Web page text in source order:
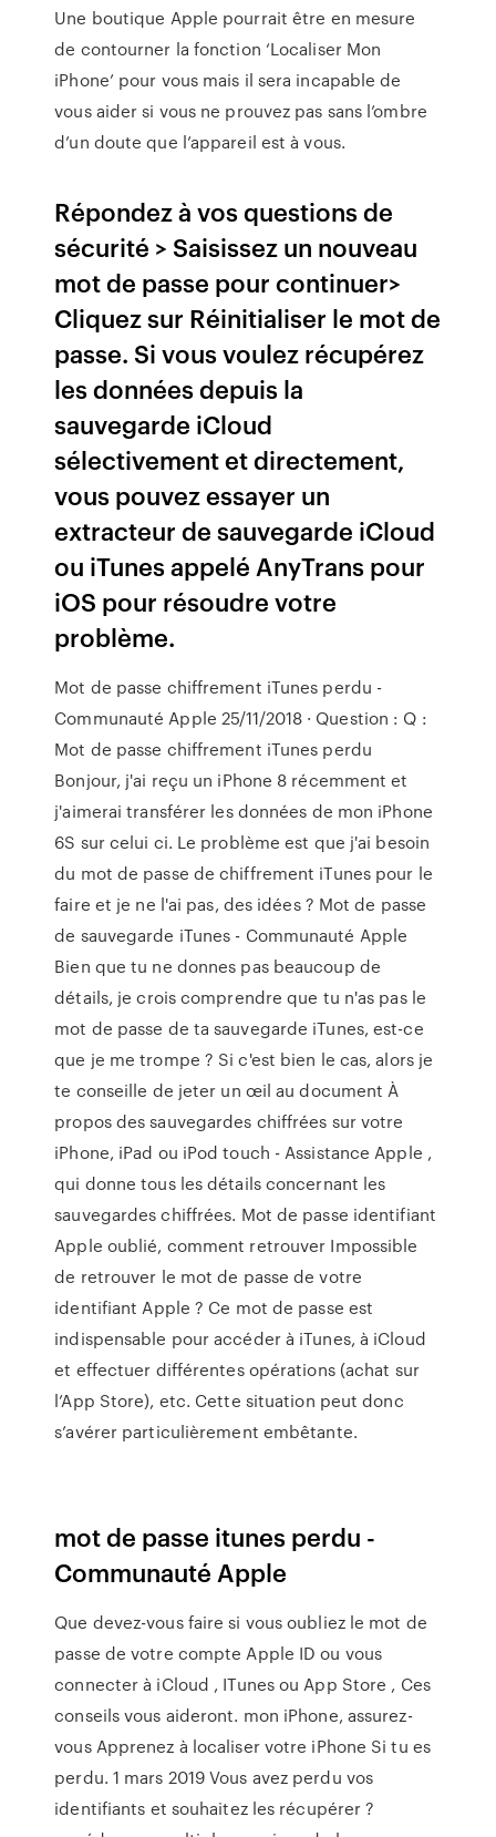
Une boutique Apple pourrait être en mesure
de contourner la fonction ‘Localiser Mon
iPhone’ pour vous mais il sera incapable de
vous aider si vous ne prouvez pas sans l’ombre
d’un doute que l’appareil est à vous.
Répondez à vos questions de
sécurité > Saisissez un nouveau
mot de passe pour continuer>
Cliquez sur Réinitialiser le mot de
passe. Si vous voulez récupérez
les données depuis la
sauvegarde iCloud
sélectivement et directement,
vous pouvez essayer un
extracteur de sauvegarde iCloud
ou iTunes appelé AnyTrans pour
iOS pour résoudre votre
problème.
Mot de passe chiffrement iTunes perdu -
Communauté Apple 25/11/2018 · Question : Q :
Mot de passe chiffrement iTunes perdu
Bonjour, j'ai reçu un iPhone 8 récemment et
j'aimerai transférer les données de mon iPhone
6S sur celui ci. Le problème est que j'ai besoin
du mot de passe de chiffrement iTunes pour le
faire et je ne l'ai pas, des idées ? Mot de passe
de sauvegarde iTunes - Communauté Apple
Bien que tu ne donnes pas beaucoup de
détails, je crois comprendre que tu n'as pas le
mot de passe de ta sauvegarde iTunes, est-ce
que je me trompe ? Si c'est bien le cas, alors je
te conseille de jeter un œil au document À
propos des sauvegardes chiffrées sur votre
iPhone, iPad ou iPod touch - Assistance Apple ,
qui donne tous les détails concernant les
sauvegardes chiffrées. Mot de passe identifiant
Apple oublié, comment retrouver Impossible
de retrouver le mot de passe de votre
identifiant Apple ? Ce mot de passe est
indispensable pour accéder à iTunes, à iCloud
et effectuer différentes opérations (achat sur
l’App Store), etc. Cette situation peut donc
s’avérer particulièrement embêtante.
mot de passe itunes perdu -
Communauté Apple
Que devez-vous faire si vous oubliez le mot de
passe de votre compte Apple ID ou vous
connecter à iCloud , ITunes ou App Store , Ces
conseils vous aideront. mon iPhone, assurez-
vous Apprenez à localiser votre iPhone Si tu es
perdu. 1 mars 2019 Vous avez perdu vos
identifiants et souhaitez les récupérer ?